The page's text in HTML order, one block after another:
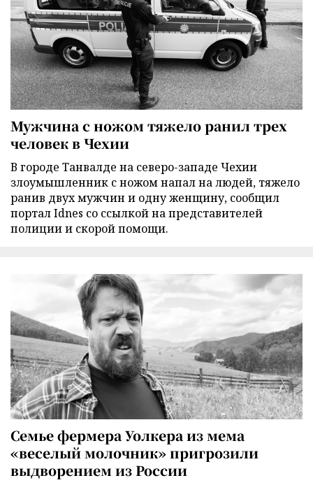
Мужчина с ножом тяжело ранил трех
человек в Чехии
В городе Танвалде на северо-западе Чехии
злоумышленник с ножом напал на людей, тяжело
ранив двух мужчин и одну женщину, сообщил
портал Idnes со ссылкой на представителей
полиции и скорой помощи.
Семье фермера Уолкера из мема
«веселый молочник» пригрозили
выдворением из России